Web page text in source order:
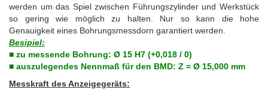
werden um das Spiel zwischen Führungszylinder und Werkstück
so gering wie möglich zu halten. Nur so kann die hohe
Genauigkeit eines Bohrungsmessdorn garantiert werden.
Besipiel:
■ zu messende Bohrung: Ø 15 H7 (+0,018 / 0)
■ auszulegendes Nennmaß für den BMD: Z = Ø 15,000 mm
Messkraft des Anzeigegeräts: